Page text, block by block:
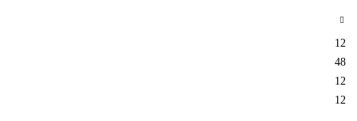
12
48
12
12